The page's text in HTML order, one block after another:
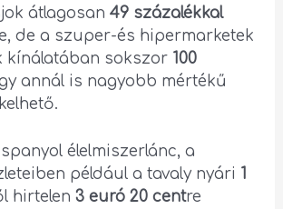
átlagosan49 százalékkal
de a szuper-és hipermarketek
kínálatában sokszor 100
annál is nagyobb mértékű
élelmiszerlánc, a
például a tavaly nyári 1
hirtelen3 euró 20 centre